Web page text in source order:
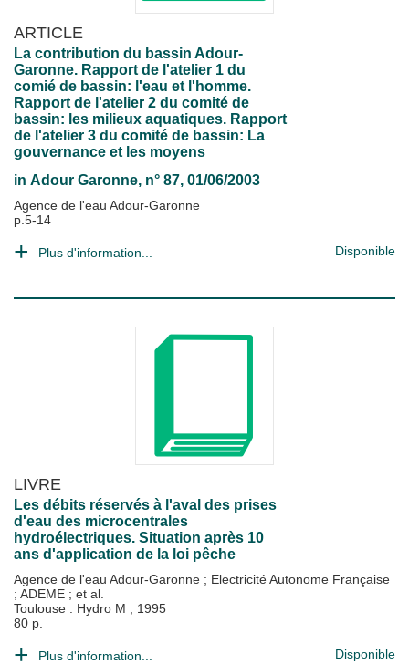
ARTICLE
La contribution du bassin Adour-
Garonne. Rapport de l'atelier 1 du
comié de bassin: l'eau et l'homme.
Rapport de l'atelier 2 du comité de
bassin: les milieux aquatiques. Rapport
de l'atelier 3 du comité de bassin: La
gouvernance et les moyens
in Adour Garonne, n° 87, 01/06/2003
Agence de l'eau Adour-Garonne
p.5-14
Plus d'information... Disponible
LIVRE
Les débits réservés à l'aval des prises
d'eau des microcentrales
hydroélectriques. Situation après 10
ans d'application de la loi pêche
Agence de l'eau Adour-Garonne ; Electricité Autonome Française
; ADEME ; et al.
Toulouse : Hydro M ; 1995
80 p.
Plus d'information... Disponible